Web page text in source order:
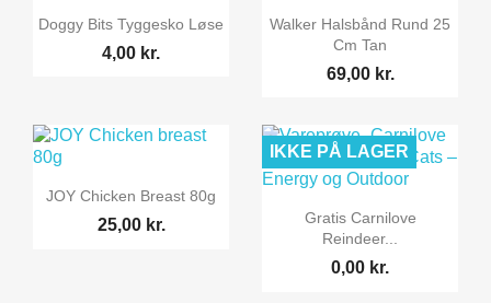
 Vis her
Doggy Bits Tyggesko Løse
4,00 kr.
 Vis her
Walker Halsbånd Rund 25
Cm Tan
69,00 kr.
 Vis her
JOY Chicken Breast 80g
25,00 kr.  Vis her
Gratis Carnilove
Reindeer...
0,00 kr.
IKKE PÅ LAGER